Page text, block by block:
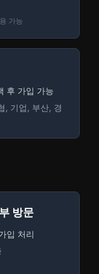
가능
후 가입 가능
, 기업, 부산, 경
방문
입 처리